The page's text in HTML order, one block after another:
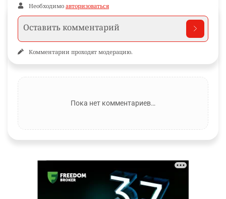
Необходимо авторизоваться
Комментарии проходят модерацию.
Пока нет комментариев…